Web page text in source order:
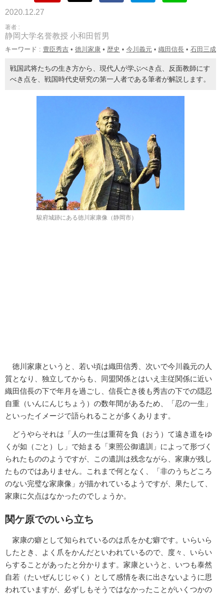
2020.12.27
著者 :
静岡大学名誉教授 小和田哲男
キーワード : 豊臣秀吉 • 徳川家康 • 歴史 • 今川義元 • 織田信長 • 石田三成
戦国武将たちの生き方から、現代人が学ぶべき点、反面教師にす
べき点を、戦国時代史研究の第一人者である筆者が解説します。
駿府城跡にある徳川家康像（静岡市）
徳川家康というと、若い頃は織田信秀、次いで今川義元の人
質となり、独立してからも、同盟関係とはいえ主従関係に近い
織田信長の下で年月を過ごし、信長亡き後も秀吉の下での隠忍
自重（いんにんじちょう）の数年間があるため、「忍の一生」
といったイメージで語られることが多くあります。
どうやらそれは「人の一生は重荷を負（おう）て遠き道をゆ
くが如（ごと）し」で始まる「東照公御遺訓」によって形づく
られたもののようですが、この遺訓は残念ながら、家康が残し
たものではありません。これまで何となく、「非のうちどころ
のない完璧な家康像」が描かれているようですが、果たして、
家康に欠点はなかったのでしょうか。
関ケ原でのいら立ち
家康の癖として知られているのは爪をかむ癖です。いらいら
したとき、よく爪をかんだといわれているので、度々、いらい
らすることがあったと分かります。家康というと、いつも泰然
自若（たいぜんじじゃく）として感情を表に出さないように思
われていますが、必ずしもそうではなかったことがいくつかの